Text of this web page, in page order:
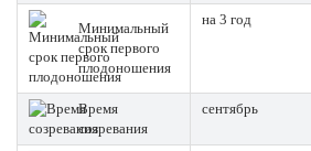
Минимальный
срок первого
плодоношения
на 3 год
Время
созревания
сентябрь